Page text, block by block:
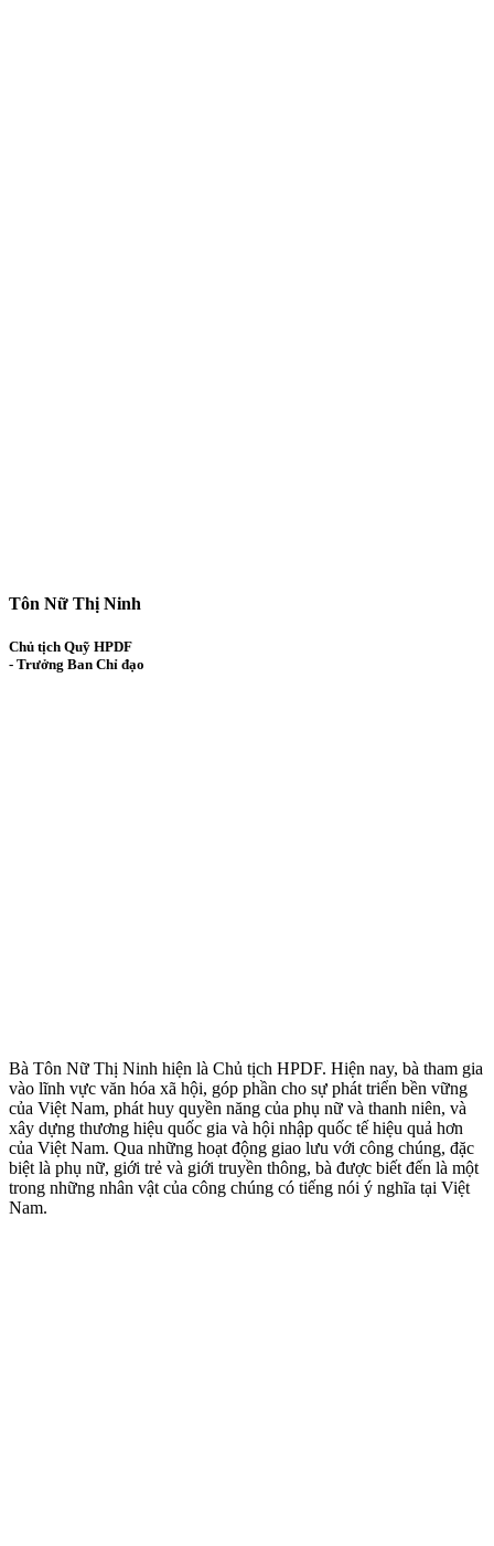
Tôn Nữ Thị Ninh
Chủ tịch Quỹ HPDF
- Trưởng Ban Chỉ đạo
Bà Tôn Nữ Thị Ninh hiện là Chủ tịch HPDF. Hiện nay, bà tham gia
vào lĩnh vực văn hóa xã hội, góp phần cho sự phát triển bền vững
của Việt Nam, phát huy quyền năng của phụ nữ và thanh niên, và
xây dựng thương hiệu quốc gia và hội nhập quốc tế hiệu quả hơn
của Việt Nam. Qua những hoạt động giao lưu với công chúng, đặc
biệt là phụ nữ, giới trẻ và giới truyền thông, bà được biết đến là một
trong những nhân vật của công chúng có tiếng nói ý nghĩa tại Việt
Nam.